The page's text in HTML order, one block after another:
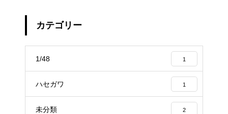
カテゴリー
1/48 1
ハセガワ 1
未分類 2